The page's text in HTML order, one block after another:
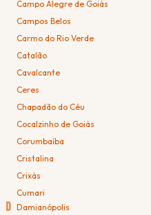
Campo Alegre de Goiás
Campos Belos
Carmo do Rio Verde
Catalão
Cavalcante
Ceres
Chapadão do Céu
Cocalzinho de Goiás
Corumbaíba
Cristalina
Crixás
Cumari
D Damianópolis